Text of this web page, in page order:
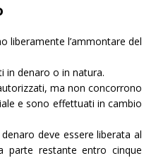
liberamente l’ammontare del
in denaro o in natura.
ma non concorrono
e sono effettuati in cambio
deve essere liberata al
parte restante entro cinque